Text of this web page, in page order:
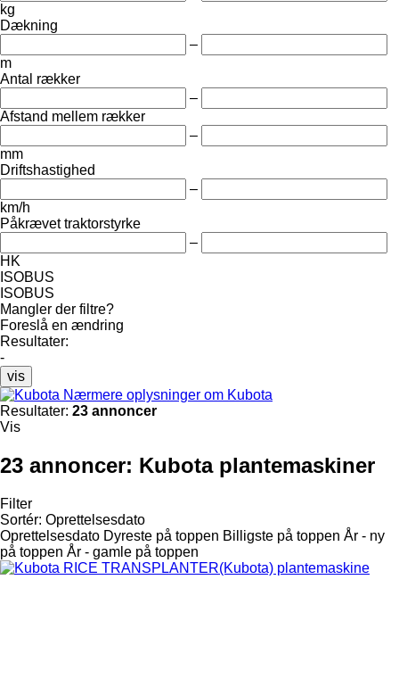
kg
Dækning
–
m
Antal rækker
–
Afstand mellem rækker
–
mm
Driftshastighed
–
km/h
Påkrævet traktorstyrke
–
HK
ISOBUS
ISOBUS
Mangler der filtre?
Foreslå en ændring
Resultater:
-
vis
Nærmere oplysninger om Kubota
Resultater: 23 annoncer
Vis
23 annoncer: Kubota plantemaskiner
Filter
Sortér: Oprettelsesdato
Oprettelsesdato Dyreste på toppen Billigste på toppen År - ny
på toppen År - gamle på toppen